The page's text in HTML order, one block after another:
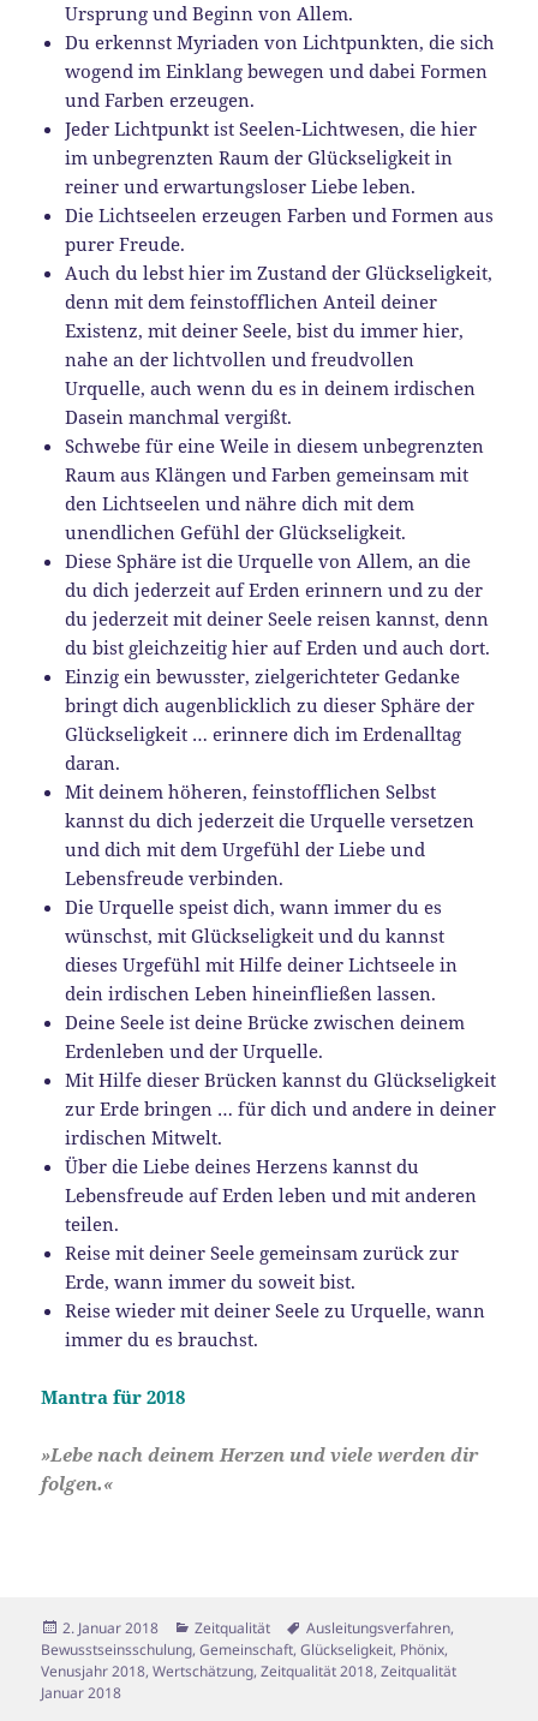
Ursprung und Beginn von Allem.
Du erkennst Myriaden von Lichtpunkten, die sich
wogend im Einklang bewegen und dabei Formen
und Farben erzeugen.
Jeder Lichtpunkt ist Seelen-Lichtwesen, die hier
im unbegrenzten Raum der Glückseligkeit in
reiner und erwartungsloser Liebe leben.
Die Lichtseelen erzeugen Farben und Formen aus
purer Freude.
Auch du lebst hier im Zustand der Glückseligkeit,
denn mit dem feinstofflichen Anteil deiner
Existenz, mit deiner Seele, bist du immer hier,
nahe an der lichtvollen und freudvollen
Urquelle, auch wenn du es in deinem irdischen
Dasein manchmal vergißt.
Schwebe für eine Weile in diesem unbegrenzten
Raum aus Klängen und Farben gemeinsam mit
den Lichtseelen und nähre dich mit dem
unendlichen Gefühl der Glückseligkeit.
Diese Sphäre ist die Urquelle von Allem, an die
du dich jederzeit auf Erden erinnern und zu der
du jederzeit mit deiner Seele reisen kannst, denn
du bist gleichzeitig hier auf Erden und auch dort.
Einzig ein bewusster, zielgerichteter Gedanke
bringt dich augenblicklich zu dieser Sphäre der
Glückseligkeit … erinnere dich im Erdenalltag
daran.
Mit deinem höheren, feinstofflichen Selbst
kannst du dich jederzeit die Urquelle versetzen
und dich mit dem Urgefühl der Liebe und
Lebensfreude verbinden.
Die Urquelle speist dich, wann immer du es
wünschst, mit Glückseligkeit und du kannst
dieses Urgefühl mit Hilfe deiner Lichtseele in
dein irdischen Leben hineinfließen lassen.
Deine Seele ist deine Brücke zwischen deinem
Erdenleben und der Urquelle.
Mit Hilfe dieser Brücken kannst du Glückseligkeit
zur Erde bringen … für dich und andere in deiner
irdischen Mitwelt.
Über die Liebe deines Herzens kannst du
Lebensfreude auf Erden leben und mit anderen
teilen.
Reise mit deiner Seele gemeinsam zurück zur
Erde, wann immer du soweit bist.
Reise wieder mit deiner Seele zu Urquelle, wann
immer du es brauchst.
Mantra für 2018
»Lebe nach deinem Herzen und viele werden dir
folgen.«
Veröffentlicht
am
2. Januar 2018 Kategorien
Zeitqualität Schlagwörter
Ausleitungsverfahren,
Bewusstseinsschulung,Gemeinschaft,Glückseligkeit, Phönix,
Venusjahr 2018,Wertschätzung,Zeitqualität 2018,Zeitqualität
Januar 2018